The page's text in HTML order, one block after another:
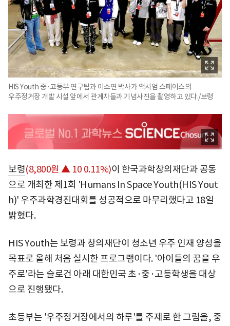
HIS Youth 중·고등부 연구팀과 이소연 박사가 액시엄 스페이스의
우주정거장 개발 시설 앞에서 관계자들과 기념사진을 촬영하고 있다./보령
보령(8,800원 ▲ 10 0.11%)이 한국과학창의재단과 공동
으로 개최한 제1회 'Humans In Space Youth(HIS Yout
h)' 우주과학경진대회를 성공적으로 마무리했다고 18일
밝혔다.
HIS Youth는 보령과 창의재단이 청소년 우주 인재 양성을
목표로 올해 처음 실시한 프로그램이다. '아이들의 꿈을 우
주로'라는 슬로건 아래 대한민국 초·중·고등학생을 대상
으로 진행됐다.
초등부는 '우주정거장에서의 하루'를 주제로 한 그림을, 중